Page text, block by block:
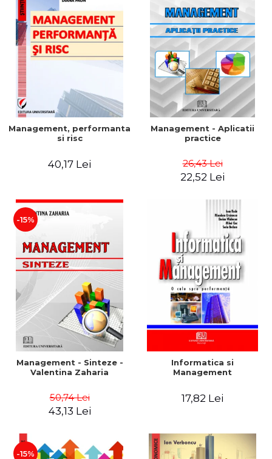
Management, performanta
si risc
40,17 Lei
Management - Aplicatii
practice
26,43 Lei
22,52 Lei
-15%
Management - Sinteze -
Valentina Zaharia
50,74 Lei
43,13 Lei
Informatica si
Management
17,82 Lei
-15%